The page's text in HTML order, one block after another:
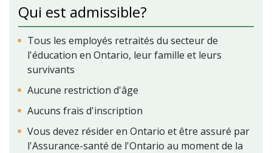
Qui est admissible?
Tous les employés retraités du secteur de
l'éducation en Ontario, leur famille et leurs
survivants
Aucune restriction d'âge
Aucuns frais d'inscription
Vous devez résider en Ontario et être assuré par
l'Assurance-santé de l'Ontario au moment de la